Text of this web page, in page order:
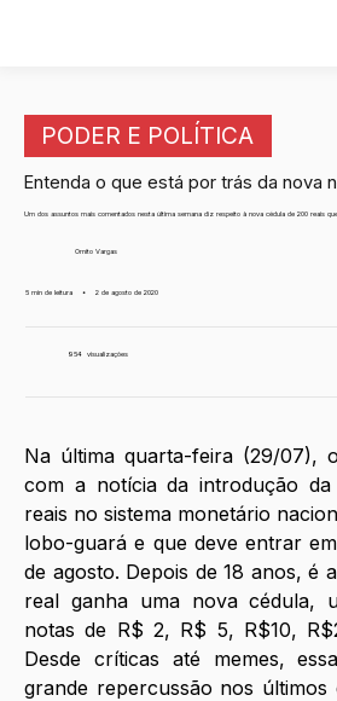
PODER E POLÍTICA
Entenda o que está por trás da nova
Um dos assuntos mais comentados nesta última semana diz respeito à nova cédula de 200 reais
Ornito Vargas
5 min de leitura • 2 de agosto de 2020
954 visualizações
Na última quarta-feira (29/07),
com a notícia da introdução
reais no sistema monetário
lobo-guará e que deve entrar
de agosto. Depois de 18 anos, é
real ganha uma nova cédula,
notas de R$ 2, R$ 5, R$10,
Desde críticas até memes,
grande repercussão nos últimos